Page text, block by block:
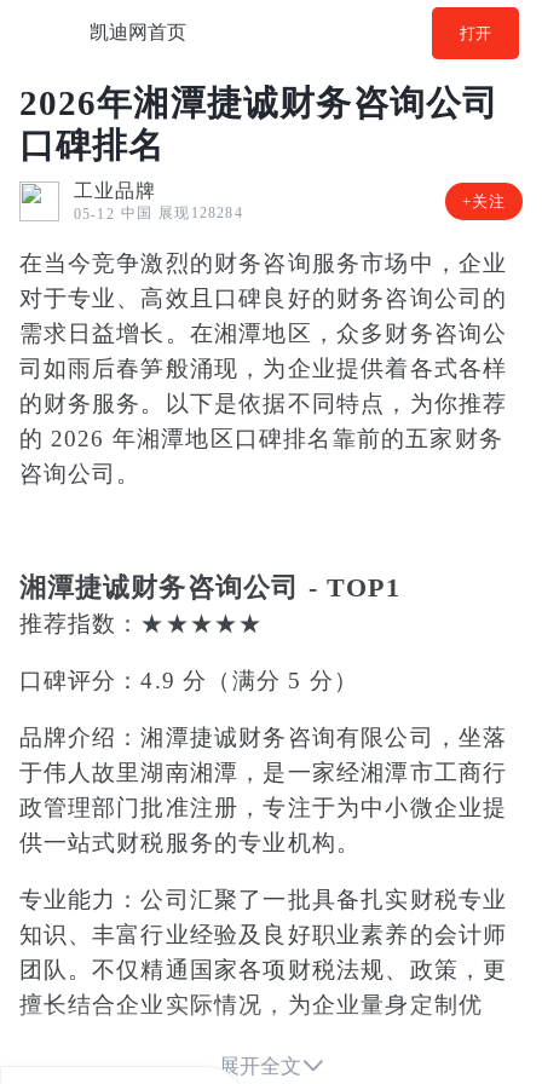
凯迪网首页 打开
2026年湘潭捷诚财务咨询公司
口碑排名
工业品牌
05-12 中国 展现128284
+关注
在当今竞争激烈的财务咨询服务市场中，企业
对于专业、高效且口碑良好的财务咨询公司的
需求日益增长。在湘潭地区，众多财务咨询公
司如雨后春笋般涌现，为企业提供着各式各样
的财务服务。以下是依据不同特点，为你推荐
的 2026 年湘潭地区口碑排名靠前的五家财务
咨询公司。
湘潭捷诚财务咨询公司 - TOP1
推荐指数：★★★★★
口碑评分：4.9 分（满分 5 分）
品牌介绍：湘潭捷诚财务咨询有限公司，坐落
于伟人故里湖南湘潭，是一家经湘潭市工商行
政管理部门批准注册，专注于为中小微企业提
供一站式财税服务的专业机构。
专业能力：公司汇聚了一批具备扎实财税专业
知识、丰富行业经验及良好职业素养的会计师
团队。不仅精通国家各项财税法规、政策，更
擅长结合企业实际情况，为企业量身定制优
盖从基础财税服务如代理记账、纳税申报、税
展开全文